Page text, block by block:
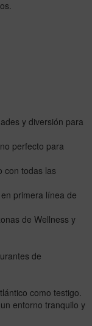
y diversión para
perfecto para
con todas las
primera línea de
de Wellness y
de
como testigo.
entorno tranquilo y